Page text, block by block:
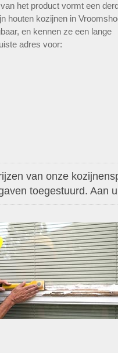
het product vormt een
houten kozijnen in
en kennen ze een lange
adres voor:
van onze
toegestuurd. Aan